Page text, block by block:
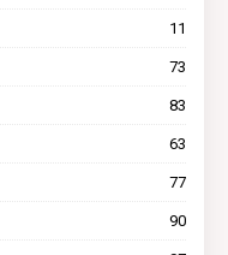
11
73
83
63
77
90